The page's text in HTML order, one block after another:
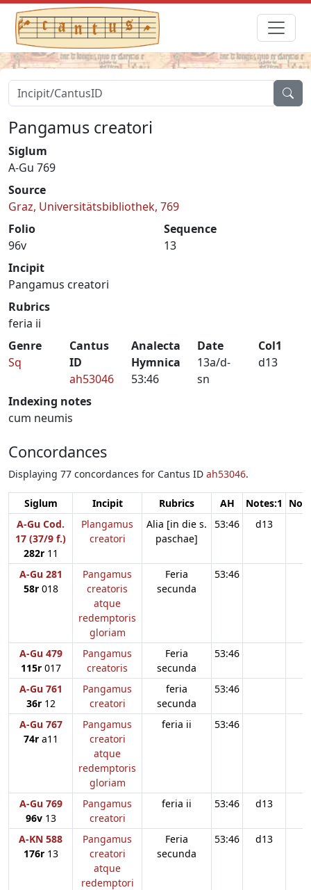
Pangamus creatori
Siglum
A-Gu 769
Source
Graz, Universitätsbibliothek, 769
Folio
96v
Sequence
13
Incipit
Pangamus creatori
Rubrics
feria ii
Genre
Sq
Cantus
ID
ah53046
Analecta
Hymnica
53:46
Date
13a/d-
sn
Col1
d13
Indexing notes
cum neumis
Concordances
Displaying 77 concordances for Cantus ID ah53046.
Siglum Incipit Rubrics AH Notes:1
A-Gu Cod.
17 (37/9 f.)
282r11
Plangamus
creatori
Alia [in die s.
paschae]
53:46 d13
A-Gu 281
58r018
Pangamus
creatoris
atque
redemptoris
gloriam
Feria
secunda
53:46
A-Gu 479
115r017
Pangamus
creatoris
Feria
secunda
53:46
A-Gu 761
36r12
Pangamus
creatori
feria
secunda
53:46
A-Gu 767
74ra11
Pangamus
creatori
atque
redemptoris
gloriam
feria ii 53:46
A-Gu 769
96v13
Pangamus
creatori
feria ii 53:46 d13
A-KN 588
176r13
Pangamus
creatori
atque
redemptori
Feria
secunda
53:46 d13